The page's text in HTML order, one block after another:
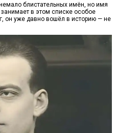
блистательных имён, но имя
в этом списке особое
он уже давно вошёл в историю — не